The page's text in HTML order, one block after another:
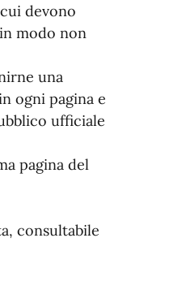
devono
modo non
una
ogni pagina e
ufficiale
pagina del
consultabile